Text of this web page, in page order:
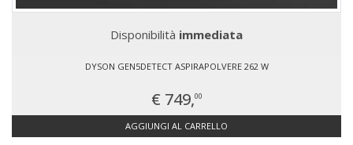
Disponibilità immediata
DYSON GEN5DETECT ASPIRAPOLVERE 262 W
€ 749,00
AGGIUNGI AL CARRELLO